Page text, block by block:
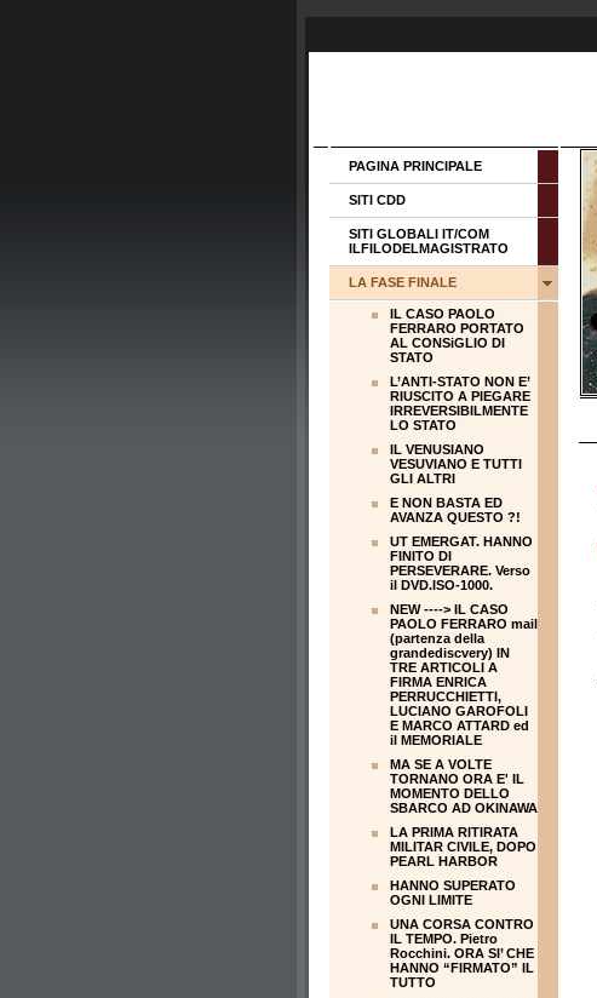
PAGINA PRINCIPALE
SITI CDD
SITI GLOBALI IT/COM
ILFILODELMAGISTRATO
LA FASE FINALE
IL CASO PAOLO
FERRARO PORTATO
AL CONSiGLIO DI
STATO
L’ANTI-STATO NON E’
RIUSCITO A PIEGARE
IRREVERSIBILMENTE
LO STATO
IL VENUSIANO
VESUVIANO E TUTTI
GLI ALTRI
E NON BASTA ED
AVANZA QUESTO ?!
UT EMERGAT. HANNO
FINITO DI
PERSEVERARE. Verso
il DVD.ISO-1000.
NEW ----> IL CASO
PAOLO FERRARO mail
(partenza della
grandediscvery) IN
TRE ARTICOLI A
FIRMA ENRICA
PERRUCCHIETTI,
LUCIANO GAROFOLI
E MARCO ATTARD ed
il MEMORIALE
MA SE A VOLTE
TORNANO ORA E' IL
MOMENTO DELLO
SBARCO AD OKINAWA
LA PRIMA RITIRATA
MILITAR CIVILE, DOPO
PEARL HARBOR
HANNO SUPERATO
OGNI LIMITE
UNA CORSA CONTRO
IL TEMPO. Pietro
Rocchini. ORA SI’ CHE
HANNO “FIRMATO” IL
TUTTO